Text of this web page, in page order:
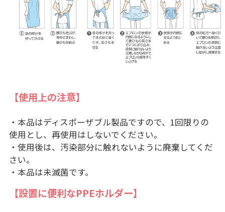
【使用上の注意】
・本品はディスポーザブル製品ですので、1回限りの
使用とし、再使用はしないでください。
・使用後は、汚染部分に触れないように廃棄してくだ
さい。
・本品は未滅菌です。
【設置に便利なPPEホルダー】